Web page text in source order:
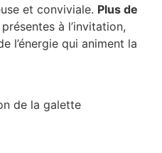
et conviviale. Plus de
à l’invitation,
l’énergie qui animent la
de la galette